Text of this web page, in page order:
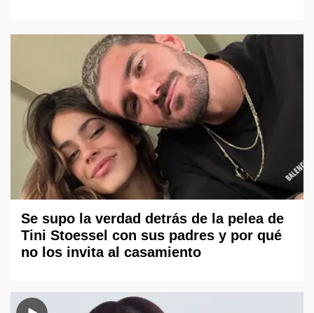
Se supo la verdad detrás de la pelea de
Tini Stoessel con sus padres y por qué
no los invita al casamiento